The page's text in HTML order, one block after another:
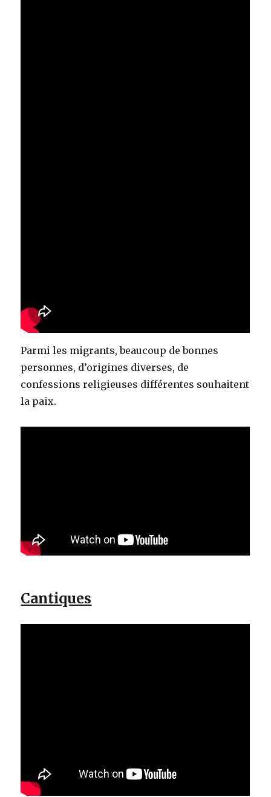
Parmi les migrants, beaucoup de bonnes
personnes, d’origines diverses, de
confessions religieuses différentes souhaitent
la paix.
Cantiques